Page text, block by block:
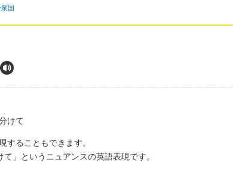
国
けて
することもできます。
」というニュアンスの英語表現です。